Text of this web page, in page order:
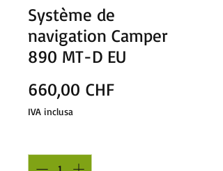
Système de
navigation Camper
890 MT-D EU
660,00 CHFPrezzo
IVA inclusa